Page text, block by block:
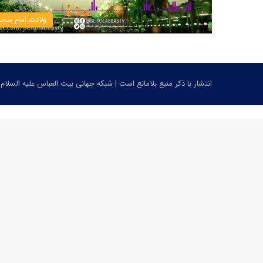
ولادت امام
انتشار با ذکر منبع بلامانع است | شبکه جهانی بیت العباس علیه السلام